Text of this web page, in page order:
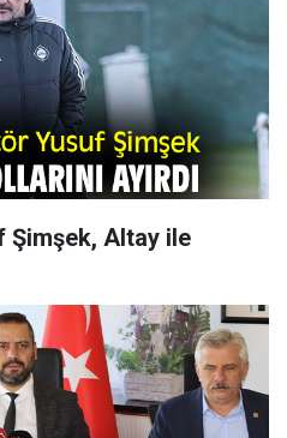
Altay ile